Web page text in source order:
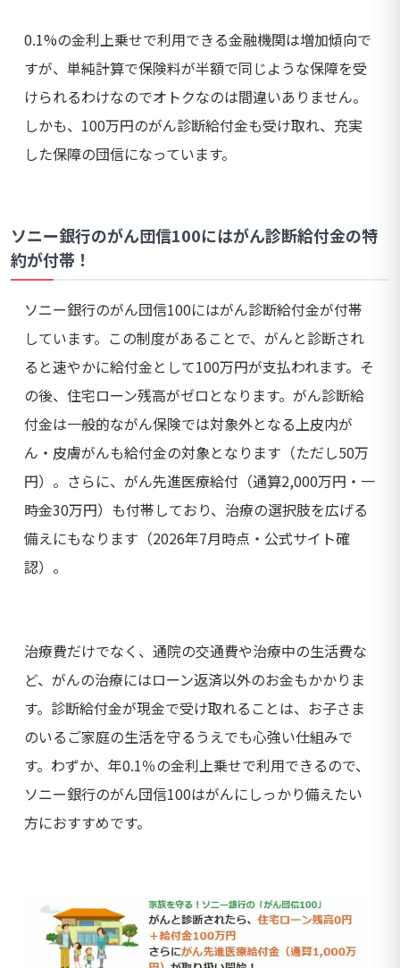
0.1%の金利上乗せで利用できる金融機関は増加傾向で
すが、単純計算で保険料が半額で同じような保障を受
けられるわけなのでオトクなのは間違いありません。
しかも、100万円のがん診断給付金も受け取れ、充実
した保障の団信になっています。
ソニー銀行のがん団信100にはがん診断給付金の特
約が付帯！
ソニー銀行のがん団信100にはがん診断給付金が付帯
しています。この制度があることで、がんと診断され
ると速やかに給付金として100万円が支払われます。そ
の後、住宅ローン残高がゼロとなります。がん診断給
付金は一般的ながん保険では対象外となる上皮内が
ん・皮膚がんも給付金の対象となります（ただし50万
円）。さらに、がん先進医療給付（通算2,000万円・一
時金30万円）も付帯しており、治療の選択肢を広げる
備えにもなります（2026年7月時点・公式サイト確
認）。
治療費だけでなく、通院の交通費や治療中の生活費な
ど、がんの治療にはローン返済以外のお金もかかりま
す。診断給付金が現金で受け取れることは、お子さま
のいるご家庭の生活を守るうえでも心強い仕組みで
す。わずか、年0.1％の金利上乗せで利用できるので、
ソニー銀行のがん団信100はがんにしっかり備えたい
方におすすめです。